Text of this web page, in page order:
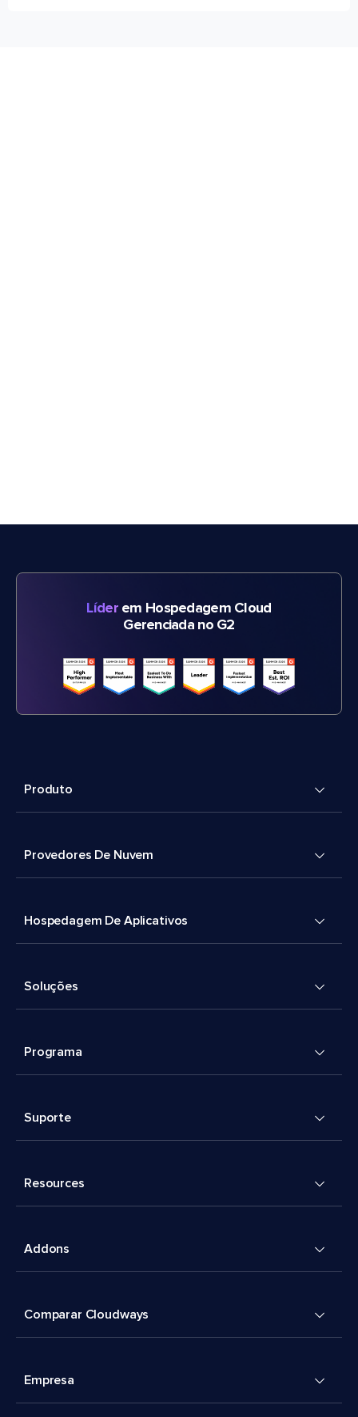
Líderem Hospedagem Cloud
Gerenciada no G2
Produto
Provedores De Nuvem
Hospedagem De Aplicativos
Soluções
Programa
Suporte
Resources
Addons
Comparar Cloudways
Empresa